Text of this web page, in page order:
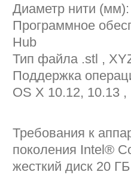
Диаметр нити
Программное
Hub
Тип файла .stl ,
Поддержка
OS X 10.12, 10.13 ,
Требования к
поколения Intel®
жесткий диск 20